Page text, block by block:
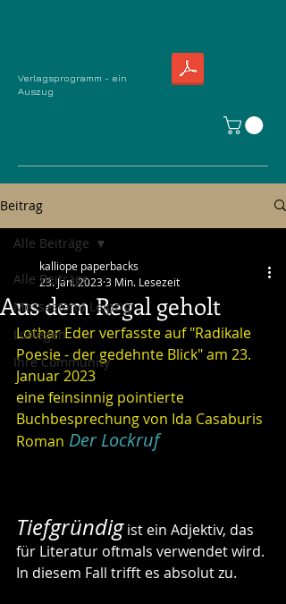
Verlagsprogramm - ein
Auszug
Beitrag
Alle Beiträge
Messestand Leipzig
Loslegen
Ihre Community
Alle Beiträge
Aus dem Regal geholt
kalliope paperbacks
23. Jan. 20233 Min. Lesezeit
Lothar Eder verfasste auf "Radikale
Poesie - der gedehnte Blick" am 23.
Januar 2023
eine feinsinnig pointierte
Buchbesprechung von Ida Casaburis
Roman Der Lockruf
Tiefgründig ist ein Adjektiv, das
für Literatur oftmals verwendet wird.
In diesem Fall trifft es absolut zu.